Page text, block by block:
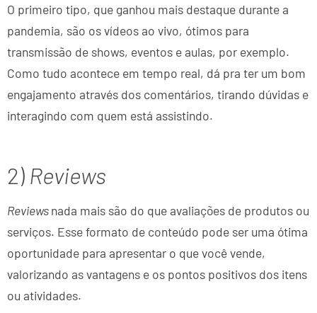
O primeiro tipo, que ganhou mais destaque durante a
pandemia, são os vídeos ao vivo, ótimos para
transmissão de shows, eventos e aulas, por exemplo.
Como tudo acontece em tempo real, dá pra ter um bom
engajamento através dos comentários, tirando dúvidas e
interagindo com quem está assistindo.
2) Reviews
Reviewsnada mais são do que avaliações de produtos ou
serviços. Esse formato de conteúdo pode ser uma ótima
oportunidade para apresentar o que você vende,
valorizando as vantagens e os pontos positivos dos itens
ou atividades.